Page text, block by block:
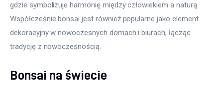
gdzie symbolizuje harmonię między człowiekiem a naturą.
Współcześnie bonsai jest również popularne jako element
dekoracyjny w nowoczesnych domach i biurach, łącząc
tradycję z nowoczesnością.
Bonsai na świecie